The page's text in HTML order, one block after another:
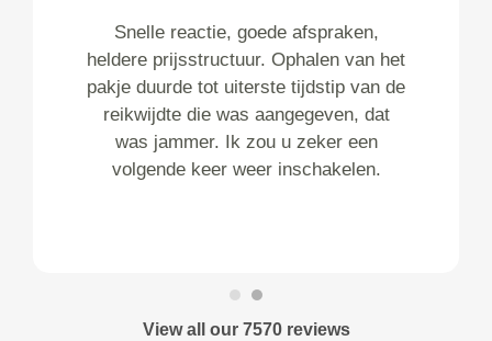
Snelle reactie, goede afspraken,
heldere prijsstructuur. Ophalen van het
pakje duurde tot uiterste tijdstip van de
reikwijdte die was aangegeven, dat
was jammer. Ik zou u zeker een
volgende keer weer inschakelen.
View all our 7570 reviews